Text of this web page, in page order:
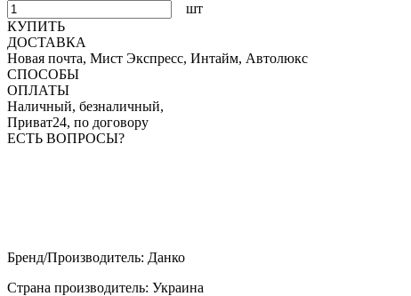
шт
КУПИТЬ
ДОСТАВКА
Новая почта, Мист Экспресс, Интайм, Автолюкс
СПОСОБЫ
ОПЛАТЫ
Наличный, безналичный,
Приват24, по договору
ЕСТЬ ВОПРОСЫ?
Бренд/Производитель: Данко
Страна производитель: Украина